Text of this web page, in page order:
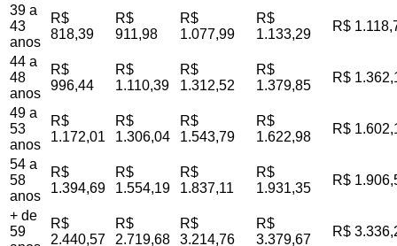
39 a
43
anos
R$
818,39
R$
911,98
R$
1.077,99
R$
1.133,29
R$
44 a
48
anos
R$
996,44
R$
1.110,39
R$
1.312,52
R$
1.379,85
R$
49 a
53
anos
R$
1.172,01
R$
1.306,04
R$
1.543,79
R$
1.622,98
R$
54 a
58
anos
R$
1.394,69
R$
1.554,19
R$
1.837,11
R$
1.931,35
R$
+ de
59
R$
2.440,57
R$
2.719,68
R$
3.214,76
R$
3.379,67
R$